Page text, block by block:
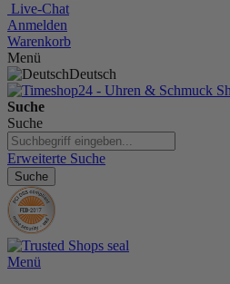
Live-Chat
Anmelden
Warenkorb
Menü
Deutsch
Suche
Suche
Erweiterte Suche
Suche
Menü